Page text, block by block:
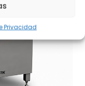
Privacidad